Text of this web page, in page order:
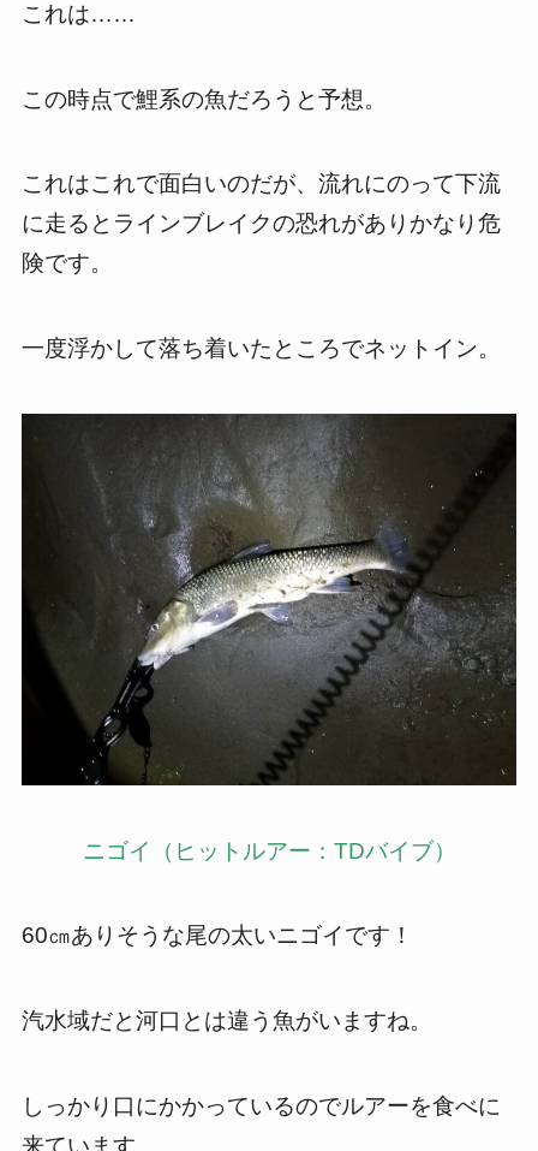
これは……
この時点で鯉系の魚だろうと予想。
これはこれで面白いのだが、流れにのって下流
に走るとラインブレイクの恐れがありかなり危
険です。
一度浮かして落ち着いたところでネットイン。
ニゴイ（ヒットルアー：TDバイブ）
60㎝ありそうな尾の太いニゴイです！
汽水域だと河口とは違う魚がいますね。
しっかり口にかかっているのでルアーを食べに
来ています。